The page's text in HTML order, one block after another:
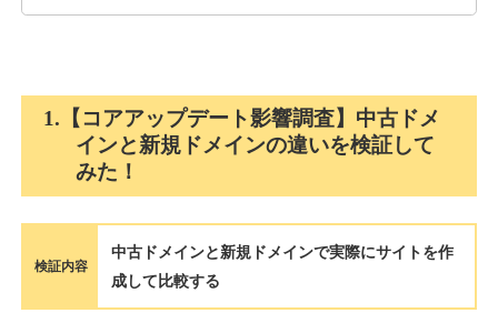
詳細を見る
詳細を見る
holocardstrategy.jp
ジャンル趣味
DA40 外部リンク数
3,300円 入札 3件
1.【コアアップデート影響調査】中古ドメ
インと新規ドメインの違いを検証して
みた！
検証内容
中古ドメインと新規ドメインで実際にサイトを作
成して比較する